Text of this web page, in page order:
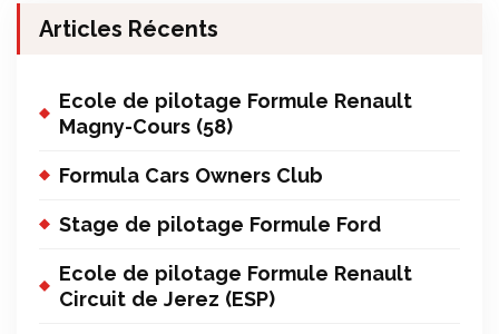
Articles Récents
Ecole de pilotage Formule Renault
Magny-Cours (58)
Formula Cars Owners Club
Stage de pilotage Formule Ford
Ecole de pilotage Formule Renault
Circuit de Jerez (ESP)